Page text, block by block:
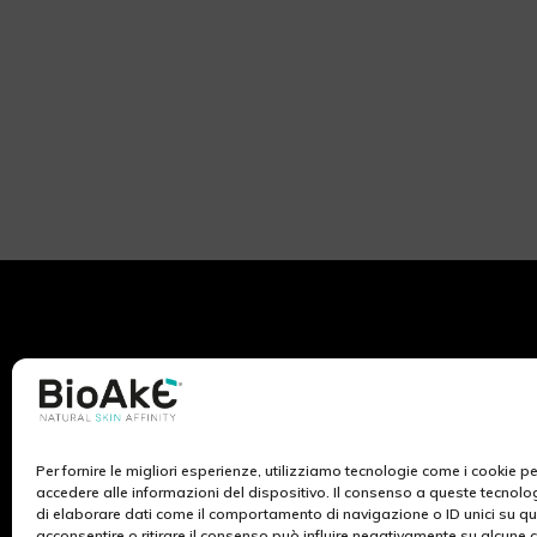
Per fornire le migliori esperienze, utilizziamo tecnologie come i cookie
accedere alle informazioni del dispositivo. Il consenso a queste
di elaborare dati come il comportamento di navigazione o ID unici su
BioAké nasce dall’ispirazione e lo studio dei ricercatori
di Ekuberg Pharma, azienda da sempre impegnata nel
campo del benessere al femminile. La ricerca scientifica